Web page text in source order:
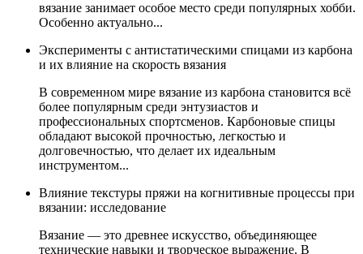
вязание занимает особое место среди популярных хобби.
Особенно актуально...
Эксперименты с антистатическими спицами из карбона
и их влияние на скорость вязания
В современном мире вязание из карбона становится всё
более популярным среди энтузиастов и
профессиональных спортсменов. Карбоновые спицы
обладают высокой прочностью, легкостью и
долговечностью, что делает их идеальным
инструментом...
Влияние текстуры пряжи на когнитивные процессы при
вязании: исследование
Вязание — это древнее искусство, объединяющее
технические навыки и творческое выражение. В